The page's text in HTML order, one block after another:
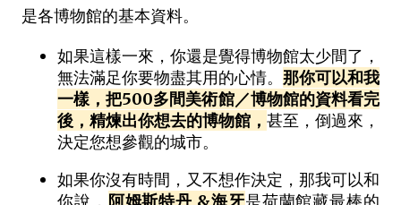
是各博物館的基本資料。
如果這樣一來，你還是覺得博物館太少間了，
無法滿足你要物盡其用的心情。 那你可以和我
一樣，把500多間美術館／博物館的資料看完
後，精煉出你想去的博物館， 甚至，倒過來，
決定您想參觀的城市。
如果你沒有時間，又不想作決定，那我可以和
你說， 阿姆斯特丹 &海牙是荷蘭館藏最棒的